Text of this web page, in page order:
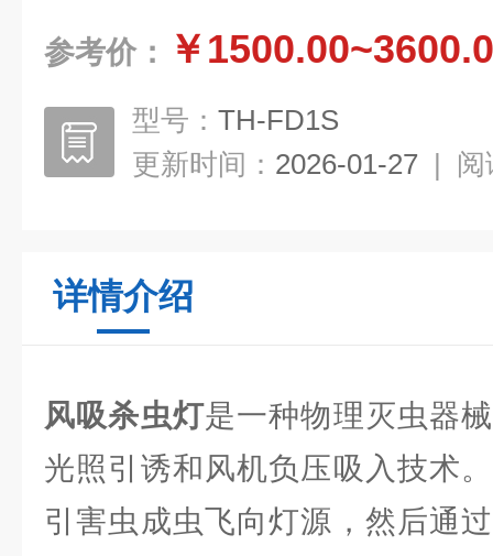
参考价： ￥
型号： TH-FD1S
更新时间： 2026-01-27 | 阅
详情介绍
风吸杀虫灯是一种物理灭虫器
光照引诱和风机负压吸入技术
引害虫成虫飞向灯源，然后通